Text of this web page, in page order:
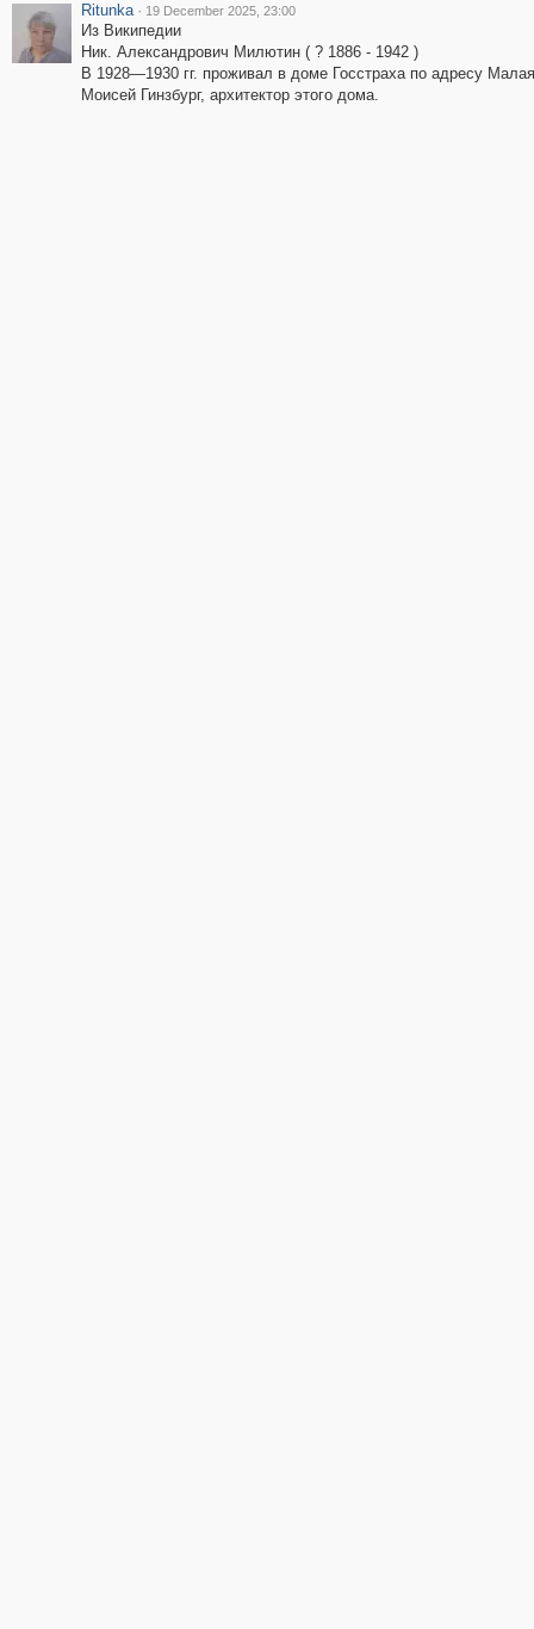
Ritunka · 19 December 2025, 23:00
Из Википедии
Ник. Александрович Милютин ( ? 1886 - 1942 )
В 1928—1930 гг. проживал в доме Госстраха по адресу
Моисей Гинзбург, архитектор этого дома.